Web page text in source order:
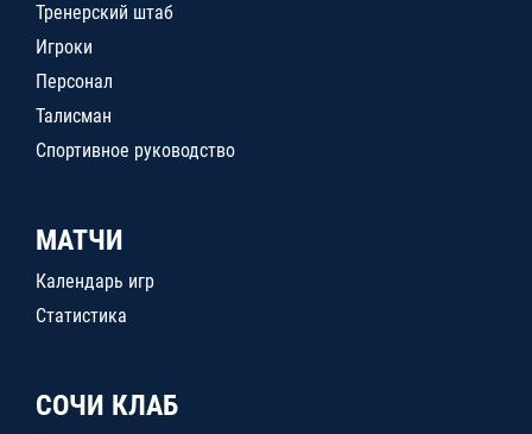
Тренерский штаб
Игроки
Персонал
Талисман
Спортивное руководство
МАТЧИ
Календарь игр
Статистика
СОЧИ КЛАБ